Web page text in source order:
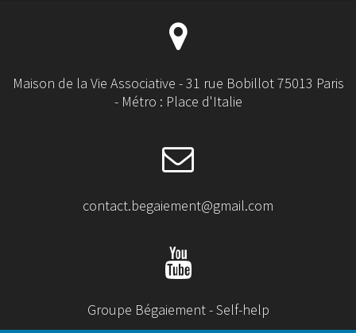
Maison de la Vie Associative - 31 rue Bobillot 75013 Paris
- Métro : Place d'Italie
contact.begaiement@gmail.com
Groupe Bégaiement - Self-help